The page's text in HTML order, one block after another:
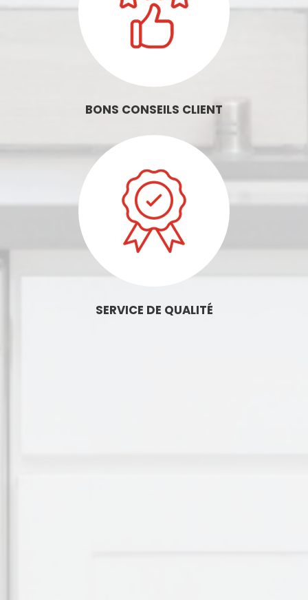
BONS CONSEILS CLIENT
SERVICE DE QUALITÉ